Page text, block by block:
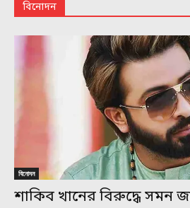
বিনোদন
বিনোদন
শাকিব খানের বিরুদ্ধে সমন